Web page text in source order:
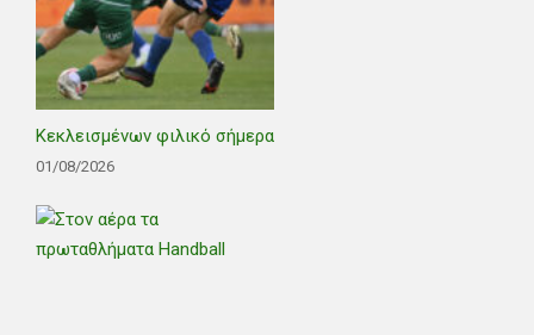
Κεκλεισμένων φιλικό σήμερα
01/08/2026